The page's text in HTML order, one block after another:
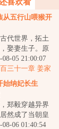
喜欢看
从五行山喂猴开
代世界，拓土
娶妻生子。原
，平淡且足
...
05 21:00:07
三十一章 姜家
始纳妃长生
郑毅穿越异界
然成了当朝皇
，替身也！随
06 01:40:54